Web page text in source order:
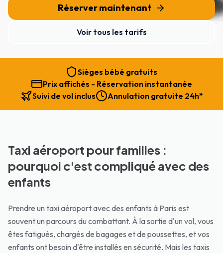
Réserver maintenant
Voir tous les tarifs
Sièges bébé gratuits
Prix affichés - Réservation instantanée
Suivi de vol inclus
Annulation gratuite 24h*
Taxi aéroport pour familles :
pourquoi c'est compliqué avec des
enfants
Prendre un taxi aéroport avec des enfants à Paris est
souvent un parcours du combattant. À la sortie d'un vol, vous
êtes fatigués, chargés de bagages et de poussettes, et vos
enfants ont besoin d'être installés en sécurité. Mais les taxis